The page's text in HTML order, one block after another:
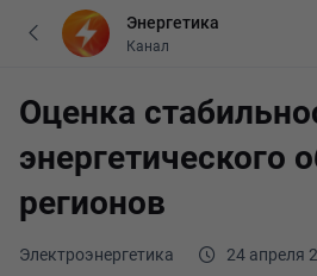
Электроэнергетика
24 апреля
Оценка
энергетического
регионов
Энергетика
Канал